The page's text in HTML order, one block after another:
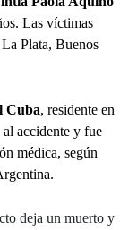
Las víctimas
Plata, Buenos
Cuba, residente en
accidente y fue
médica, según
deja un muerto y